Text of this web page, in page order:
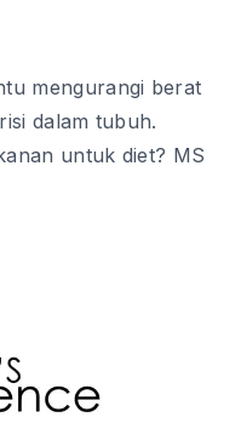
mengurangi berat
dalam tubuh.
untuk diet? MS